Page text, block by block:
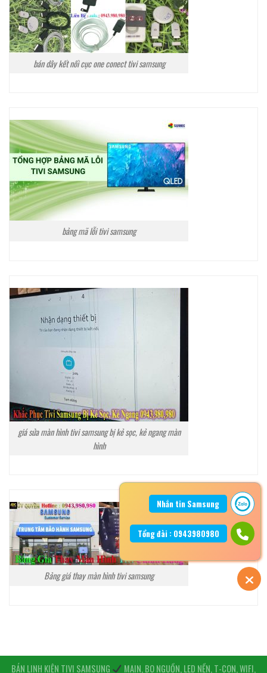
bán dây kết nối cục one conect tivi samsung
bảng mã lỗi tivi samsung
giá sửa màn hình tivi samsung bị kẻ sọc, kẻ ngang màn
hình
Bảng giá thay màn hình tivi samsung
BÁN LINH KIỆN TIVI SAMSUNG MAIN, BO NGUỒN, LED NỀN, T-CON, WIFI,
Nhắn tin Samsung
Tổng đài : 0943980980